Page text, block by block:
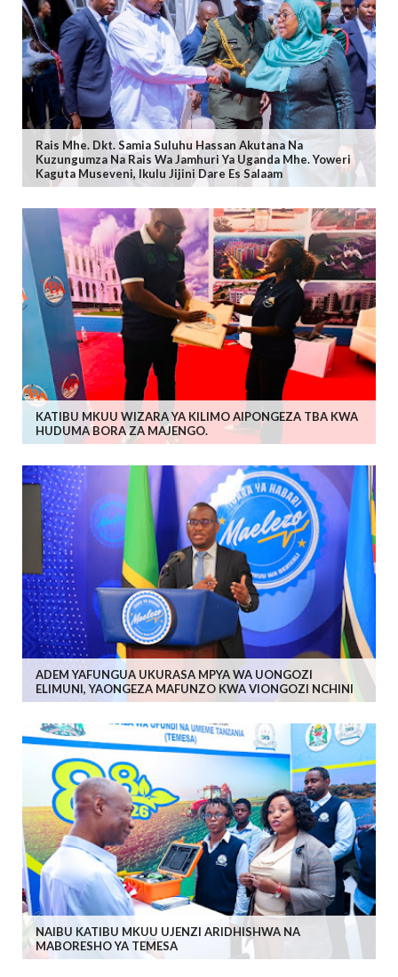
Rais Mhe. Dkt. Samia Suluhu Hassan Akutana Na
Kuzungumza Na Rais Wa Jamhuri Ya Uganda Mhe. Yoweri
Kaguta Museveni, Ikulu Jijini Dare Es Salaam
KATIBU MKUU WIZARA YA KILIMO AIPONGEZA TBA KWA
HUDUMA BORA ZA MAJENGO.
ADEM YAFUNGUA UKURASA MPYA WA UONGOZI
ELIMUNI, YAONGEZA MAFUNZO KWA VIONGOZI NCHINI
NAIBU KATIBU MKUU UJENZI ARIDHISHWA NA
MABORESHO YA TEMESA